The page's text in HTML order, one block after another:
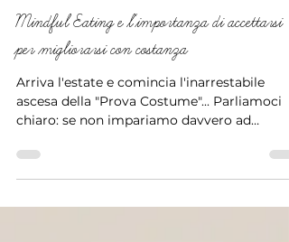
Beauty Coach
11 lug 2022
Tempo di lettura: 2 min
Mindful Eating e l'importanza di accettarsi
per migliorarsi con costanza
Arriva l'estate e comincia l'inarrestabile